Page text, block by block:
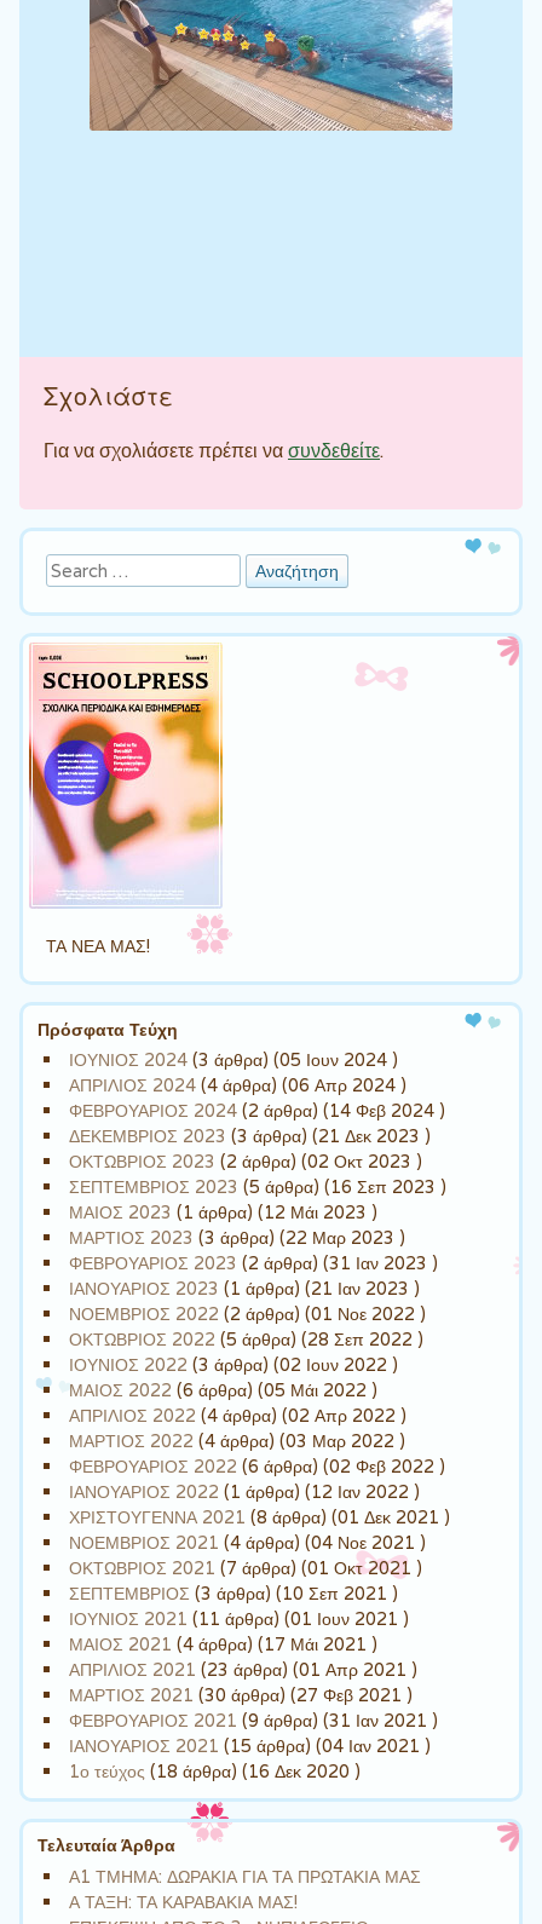
Σχολιάστε
Για να σχολιάσετε πρέπει νασυνδεθείτε.
Αναζήτηση
ΤΑ ΝΕΑ ΜΑΣ!
Πρόσφατα Τεύχη
ΙΟΥΝΙΟΣ 2024 (3 άρθρα) (05 Ιουν 2024 )
ΑΠΡΙΛΙΟΣ 2024 (4 άρθρα) (06 Απρ 2024 )
ΦΕΒΡΟΥΑΡΙΟΣ 2024 (2 άρθρα) (14 Φεβ 2024 )
ΔΕΚΕΜΒΡΙΟΣ 2023 (3 άρθρα) (21 Δεκ 2023 )
ΟΚΤΩΒΡΙΟΣ 2023 (2 άρθρα) (02 Οκτ 2023 )
ΣΕΠΤΕΜΒΡΙΟΣ 2023 (5 άρθρα) (16 Σεπ 2023 )
ΜΑΙΟΣ 2023 (1 άρθρα) (12 Μάι 2023 )
ΜΑΡΤΙΟΣ 2023 (3 άρθρα) (22 Μαρ 2023 )
ΦΕΒΡΟΥΑΡΙΟΣ 2023 (2 άρθρα) (31 Ιαν 2023 )
ΙΑΝΟΥΑΡΙΟΣ 2023 (1 άρθρα) (21 Ιαν 2023 )
ΝΟΕΜΒΡΙΟΣ 2022 (2 άρθρα) (01 Νοε 2022 )
ΟΚΤΩΒΡΙΟΣ 2022 (5 άρθρα) (28 Σεπ 2022 )
ΙΟΥΝΙΟΣ 2022 (3 άρθρα) (02 Ιουν 2022 )
ΜΑΙΟΣ 2022 (6 άρθρα) (05 Μάι 2022 )
ΑΠΡΙΛΙΟΣ 2022 (4 άρθρα) (02 Απρ 2022 )
ΜΑΡΤΙΟΣ 2022 (4 άρθρα) (03 Μαρ 2022 )
ΦΕΒΡΟΥΑΡΙΟΣ 2022 (6 άρθρα) (02 Φεβ 2022 )
ΙΑΝΟΥΑΡΙΟΣ 2022 (1 άρθρα) (12 Ιαν 2022 )
ΧΡΙΣΤΟΥΓΕΝΝΑ 2021 (8 άρθρα) (01 Δεκ 2021 )
ΝΟΕΜΒΡΙΟΣ 2021 (4 άρθρα) (04 Νοε 2021 )
ΟΚΤΩΒΡΙΟΣ 2021 (7 άρθρα) (01 Οκτ 2021 )
ΣΕΠΤΕΜΒΡΙΟΣ (3 άρθρα) (10 Σεπ 2021 )
ΙΟΥΝΙΟΣ 2021 (11 άρθρα) (01 Ιουν 2021 )
ΜΑΙΟΣ 2021 (4 άρθρα) (17 Μάι 2021 )
ΑΠΡΙΛΙΟΣ 2021 (23 άρθρα) (01 Απρ 2021 )
ΜΑΡΤΙΟΣ 2021 (30 άρθρα) (27 Φεβ 2021 )
ΦΕΒΡΟΥΑΡΙΟΣ 2021 (9 άρθρα) (31 Ιαν 2021 )
ΙΑΝΟΥΑΡΙΟΣ 2021 (15 άρθρα) (04 Ιαν 2021 )
1ο τεύχος (18 άρθρα) (16 Δεκ 2020 )
Τελευταία Άρθρα
Α1 ΤΜΗΜΑ: ΔΩΡΑΚΙΑ ΓΙΑ ΤΑ ΠΡΩΤΑΚΙΑ ΜΑΣ
Α ΤΑΞΗ: ΤΑ ΚΑΡΑΒΑΚΙΑ ΜΑΣ!